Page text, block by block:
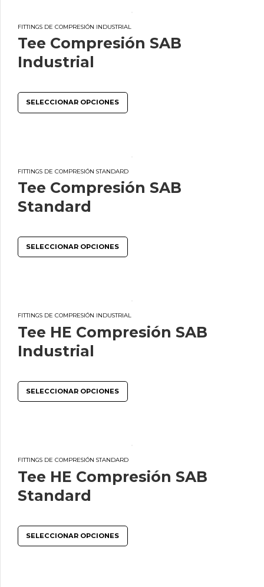
FITTINGS DE COMPRESIÓN INDUSTRIAL
Tee Compresión SAB
Industrial
SELECCIONAR OPCIONES
FITTINGS DE COMPRESIÓN STANDARD
Tee Compresión SAB
Standard
SELECCIONAR OPCIONES
FITTINGS DE COMPRESIÓN INDUSTRIAL
Tee HE Compresión SAB
Industrial
SELECCIONAR OPCIONES
FITTINGS DE COMPRESIÓN STANDARD
Tee HE Compresión SAB
Standard
SELECCIONAR OPCIONES